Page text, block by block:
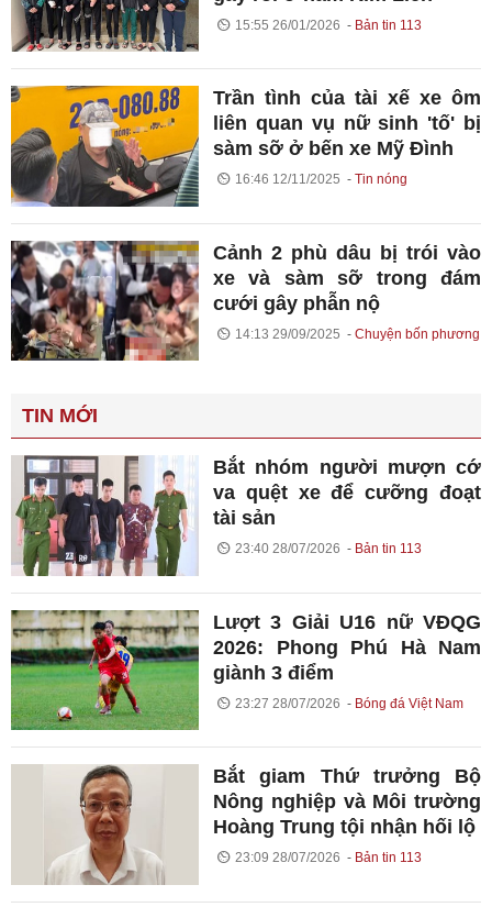
15:55 26/01/2026 Bản tin 113
Trần tình của tài xế xe ôm
liên quan vụ nữ sinh 'tố' bị
sàm sỡ ở bến xe Mỹ Đình
16:46 12/11/2025 Tin nóng
Cảnh 2 phù dâu bị trói vào
xe và sàm sỡ trong đám
cưới gây phẫn nộ
14:13 29/09/2025 Chuyện bốn phương
TIN MỚI
Bắt nhóm người mượn cớ
va quệt xe để cưỡng đoạt
tài sản
23:40 28/07/2026 Bản tin 113
Lượt 3 Giải U16 nữ VĐQG
2026: Phong Phú Hà Nam
giành 3 điểm
23:27 28/07/2026 Bóng đá Việt Nam
Bắt giam Thứ trưởng Bộ
Nông nghiệp và Môi trường
Hoàng Trung tội nhận hối lộ
23:09 28/07/2026 Bản tin 113